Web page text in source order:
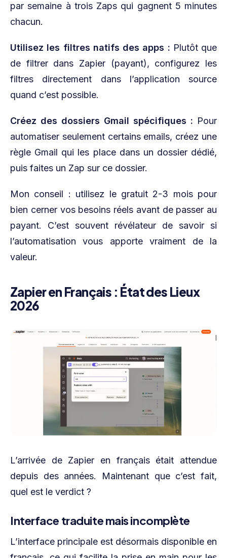
par semaine à trois Zaps qui gagnent 5 minutes
chacun.
Utilisez les filtres natifs des apps : Plutôt que
de filtrer dans Zapier (payant), configurez les
filtres directement dans l’application source
quand c’est possible.
Créez des dossiers Gmail spécifiques : Pour
automatiser seulement certains emails, créez une
règle Gmail qui les place dans un dossier dédié,
puis faites un Zap sur ce dossier.
Mon conseil : utilisez le gratuit 2-3 mois pour
bien cerner vos besoins réels avant de passer au
payant. C’est souvent révélateur de savoir si
l’automatisation vous apporte vraiment de la
valeur.
Zapier en Français : État des Lieux
2026
L’arrivée de Zapier en français était attendue
depuis des années. Maintenant que c’est fait,
quel est le verdict ?
Interface traduite mais incomplète
L’interface principale est désormais disponible en